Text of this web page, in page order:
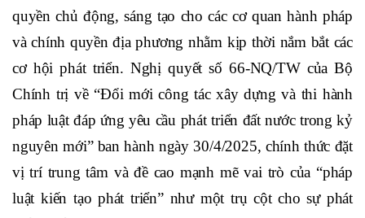
quyền chủ động, sáng tạo cho các cơ quan hành pháp
và chính quyền địa phương nhằm kịp thời nắm bắt các
cơ hội phát triển. Nghị quyết số 66-NQ/TW của Bộ
Chính trị về “Đổi mới công tác xây dựng và thi hành
pháp luật đáp ứng yêu cầu phát triển đất nước trong kỷ
nguyên mới” ban hành ngày 30/4/2025, chính thức đặt
vị trí trung tâm và đề cao mạnh mẽ vai trò của “pháp
luật kiến tạo phát triển” như một trụ cột cho sự phát